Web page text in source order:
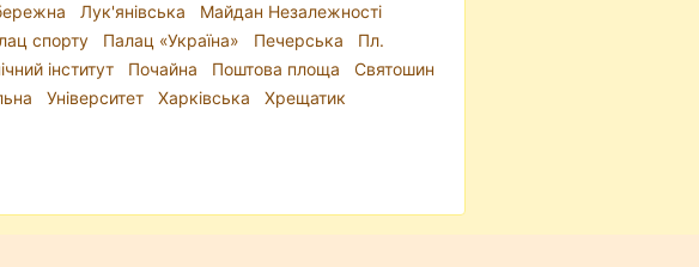
транспортною доступністю;
бізнесу.
офісів у бізнес-центрах Києва— з
та інтернетом. Багато
паркінг, прибирання та технічне
з окремим входом, підійдуть
Лук'янівська
Майдан Незалежності
спорту Палац «Україна» Печерська
Пл.
інститут Почайна Поштова площа
Святошин
Університет Харківська
Хрещатик